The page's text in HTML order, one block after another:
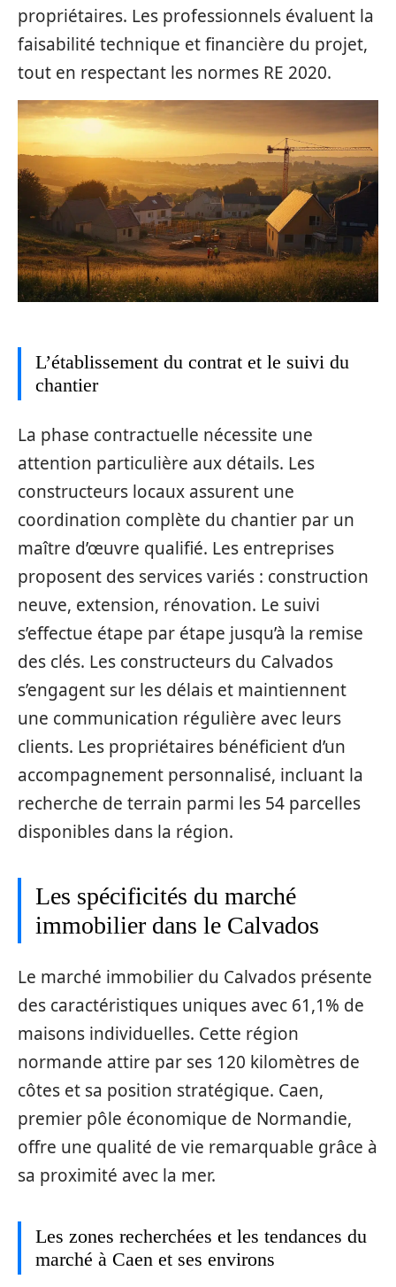
propriétaires. Les professionnels évaluent la
faisabilité technique et financière du projet,
tout en respectant les normes RE 2020.
L’établissement du contrat et le suivi du
chantier
La phase contractuelle nécessite une
attention particulière aux détails. Les
constructeurs locaux assurent une
coordination complète du chantier par un
maître d’œuvre qualifié. Les entreprises
proposent des services variés : construction
neuve, extension, rénovation. Le suivi
s’effectue étape par étape jusqu’à la remise
des clés. Les constructeurs du Calvados
s’engagent sur les délais et maintiennent
une communication régulière avec leurs
clients. Les propriétaires bénéficient d’un
accompagnement personnalisé, incluant la
recherche de terrain parmi les 54 parcelles
disponibles dans la région.
Les spécificités du marché
immobilier dans le Calvados
Le marché immobilier du Calvados présente
des caractéristiques uniques avec 61,1% de
maisons individuelles. Cette région
normande attire par ses 120 kilomètres de
côtes et sa position stratégique. Caen,
premier pôle économique de Normandie,
offre une qualité de vie remarquable grâce à
sa proximité avec la mer.
Les zones recherchées et les tendances du
marché à Caen et ses environs